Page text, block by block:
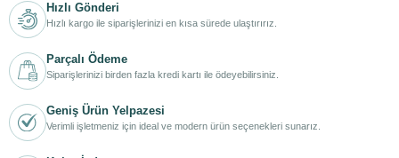
Hızlı Gönderi
Hızlı kargo ile siparişlerinizi en kısa sürede ulaştırırız.
Parçalı Ödeme
Siparişlerinizi birden fazla kredi kartı ile ödeyebilirsiniz.
Geniş Ürün Yelpazesi
Verimli işletmeniz için ideal ve modern ürün seçenekleri sunarız.